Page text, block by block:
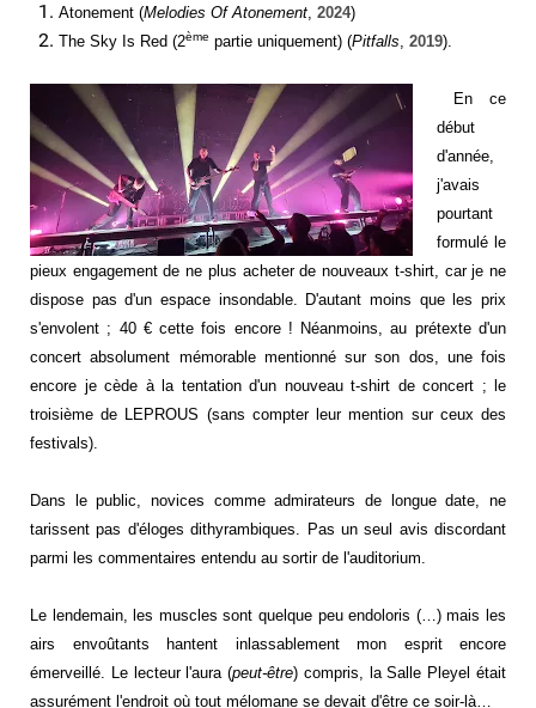
Atonement (Melodies Of Atonement 2024)
The Sky Is Red (2ème partie uniquement) (Pitfalls 2019).
En ce
début
d'année,
j'avais
pourtant
formulé le
pieux engagement de ne plus acheter de nouveaux t-shirt, car je ne
dispose pas d'un espace insondable. D'autant moins que les prix
s'envolent ; 40 € cette fois encore ! Néanmoins, au prétexte d'un
concert absolument mémorable mentionné sur son dos, une fois
encore je cède à la tentation d'un nouveau t-shirt de concert ; le
troisième de LEPROUS (sans compter leur mention sur ceux des
festivals).
Dans le public, novices comme admirateurs de longue date, ne
tarissent pas d'éloges dithyrambiques. Pas un seul avis discordant
parmi les commentaires entendu au sortir de l'auditorium.
Le lendemain, les muscles sont quelque peu endoloris (…) mais les
airs envoûtants hantent inlassablement mon esprit encore
émerveillé. Le lecteur l'aura (peut-être) compris, la Salle Pleyel était
assurément l'endroit où tout mélomane se devait d'être ce soir-là…